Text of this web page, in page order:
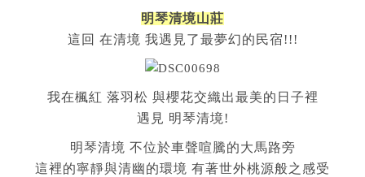
明琴清境山莊
這回 在清境 我遇見了最夢幻的民宿!!!
我在楓紅 落羽松 與櫻花交織出最美的日子裡
遇見 明琴清境!
明琴清境 不位於車聲喧騰的大馬路旁
這裡的寧靜與清幽的環境 有著世外桃源般之感受